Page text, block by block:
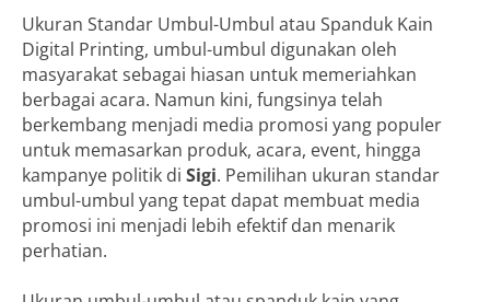
Ukuran Standar Umbul-Umbul atau Spanduk Kain
Digital Printing, umbul-umbul digunakan oleh
masyarakat sebagai hiasan untuk memeriahkan
berbagai acara. Namun kini, fungsinya telah
berkembang menjadi media promosi yang populer
untuk memasarkan produk, acara, event, hingga
kampanye politik di Sigi. Pemilihan ukuran standar
umbul-umbul yang tepat dapat membuat media
promosi ini menjadi lebih efektif dan menarik
perhatian.